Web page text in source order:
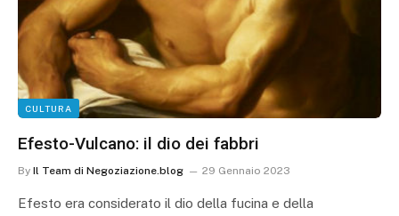
CULTURA
Efesto-Vulcano: il dio dei fabbri
By Il Team di Negoziazione.blog 29 Gennaio 2023
Efesto era considerato il dio della fucina e della